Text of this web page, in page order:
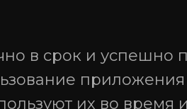
в срок и успешно
их во время